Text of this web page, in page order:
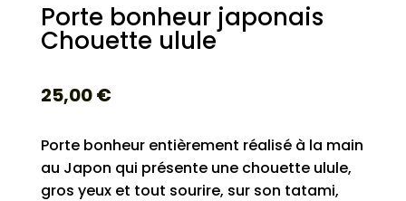
Porte bonheur japonais
Chouette ulule
25,00€
Porte bonheur entièrement réalisé à la main
au Japon qui présente une chouette ulule,
gros yeux et tout sourire, sur son tatami,